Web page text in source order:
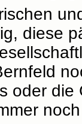
diese
oder